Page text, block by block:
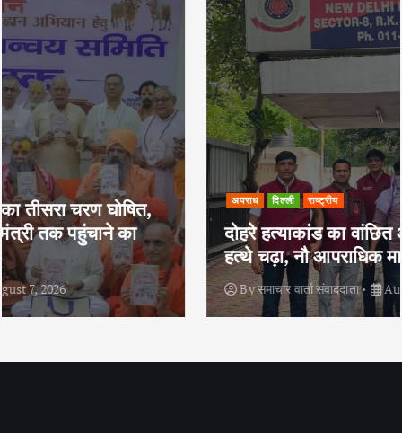
अपराध दिल्ली राष्ट्रीय
दोहरे हत्याकांड का वांछित आरोपी क्राइम ब्रांच के
हत्थे चढ़ा, नौ आपराधिक मामलों में रहा है शामिल
Byसमाचार वार्ता संवाददाता August 6, 2026